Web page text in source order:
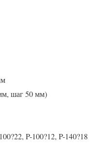
шаг 50 мм)
P-100?12, P-140?18